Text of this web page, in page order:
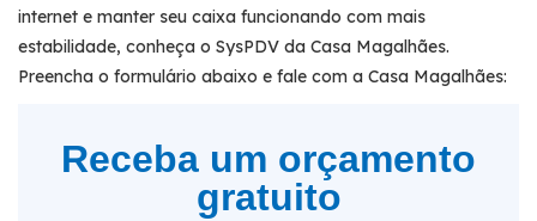
internet e manter seu caixa funcionando com mais
estabilidade, conheça o SysPDV da Casa Magalhães.
Preencha o formulário abaixo e fale com a Casa Magalhães:
Receba um orçamento
gratuito